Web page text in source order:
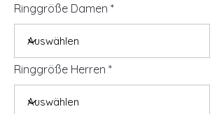
Ringgröße Damen
Ringgröße Herren